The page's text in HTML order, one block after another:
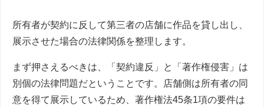
所有者が契約に反して第三者の店舗に作品を貸し出し、
展示させた場合の法律関係を整理します。
まず押さえるべきは、「契約違反」と「著作権侵害」は
別個の法律問題だということです。店舗側は所有者の同
意を得て展示しているため、著作権法45条1項の要件は